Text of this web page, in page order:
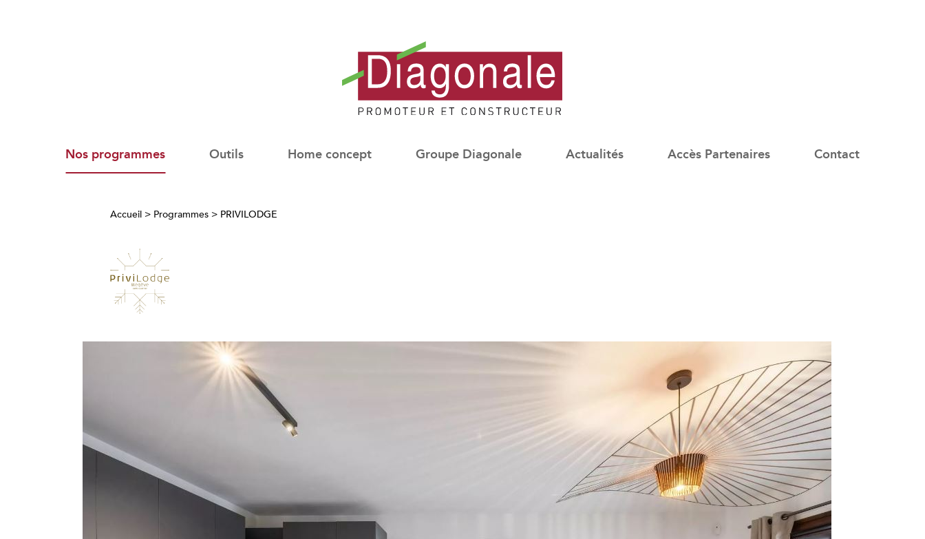
Promoteur
Nos programmes Outils Home concept Groupe Diagonale Actualités Accès Partenaires Contact
Accueil > Programmes > PRIVILODGE